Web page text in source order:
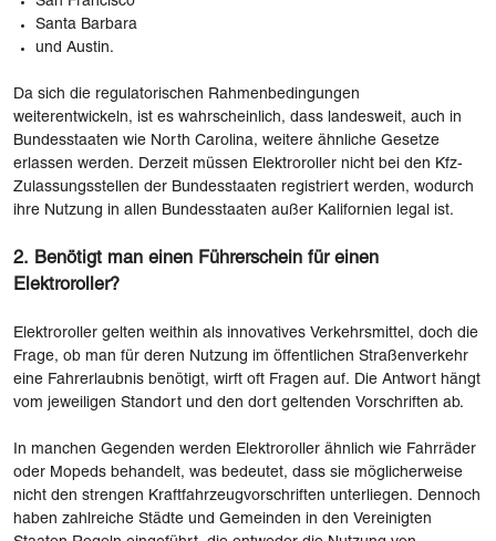
Santa Barbara
und Austin.
Da sich die regulatorischen Rahmenbedingungen
weiterentwickeln, ist es wahrscheinlich, dass landesweit, auch in
Bundesstaaten wie North Carolina, weitere ähnliche Gesetze
erlassen werden. Derzeit müssen Elektroroller nicht bei den Kfz-
Zulassungsstellen der Bundesstaaten registriert werden, wodurch
ihre Nutzung in allen Bundesstaaten außer Kalifornien legal ist.
2. Benötigt man einen Führerschein für einen
Elektroroller?
Elektroroller gelten weithin als innovatives Verkehrsmittel, doch die
Frage, ob man für deren Nutzung im öffentlichen Straßenverkehr
eine Fahrerlaubnis benötigt, wirft oft Fragen auf. Die Antwort hängt
vom jeweiligen Standort und den dort geltenden Vorschriften ab.
In manchen Gegenden werden Elektroroller ähnlich wie Fahrräder
oder Mopeds behandelt, was bedeutet, dass sie möglicherweise
nicht den strengen Kraftfahrzeugvorschriften unterliegen. Dennoch
haben zahlreiche Städte und Gemeinden in den Vereinigten